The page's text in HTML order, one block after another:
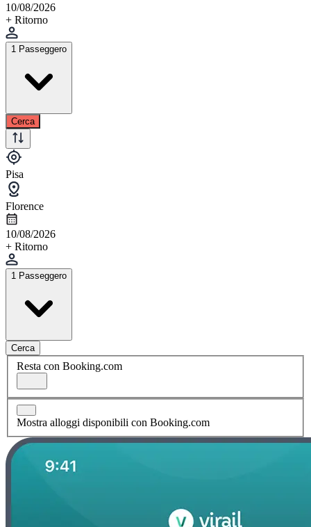
10/08/2026
+ Ritorno
1 Passeggero
Cerca
Pisa
Florence
10/08/2026
+ Ritorno
1 Passeggero
Cerca
Resta con Booking.com
Mostra alloggi disponibili con Booking.com